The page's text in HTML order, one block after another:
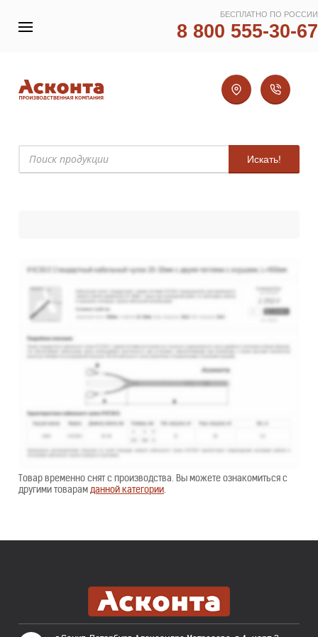
БЕСПЛАТНО ПО РОССИИ
8 800 555-30-67
Искать!
Товар временно снят с производства. Вы можете ознакомиться с
другими товарамданной категории.